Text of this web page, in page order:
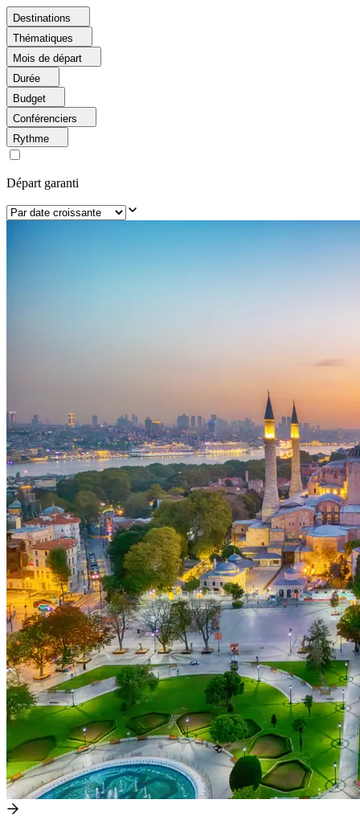
Destinations
Thématiques
Mois de départ
Durée
Budget
Conférenciers
Rythme
Départ garanti